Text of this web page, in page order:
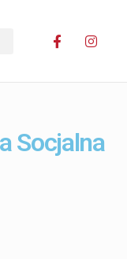
Socjalna